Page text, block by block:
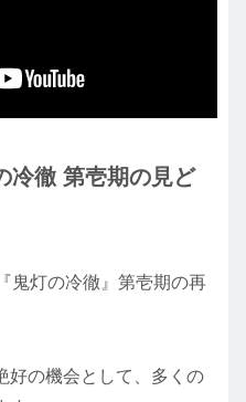
冷徹 第壱期の見ど
鬼灯の冷徹』第壱期の再
好の機会として、多くの